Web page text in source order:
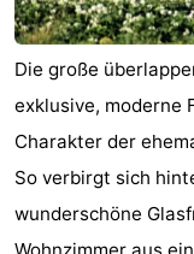
Die große
exklusive, moderne
Charakter der
So verbirgt sich
wunderschöne
Wohnzimmer aus